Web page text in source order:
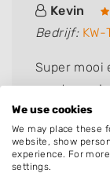
Kevin
Bedrijf:
Super mooi
goed naar
We use cookies
We may place these
website, show
experience. For
settings.